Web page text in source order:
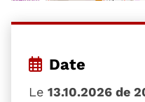
Date
Le 13.10.2026 de